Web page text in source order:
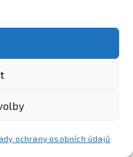
ochrany osobních údajů